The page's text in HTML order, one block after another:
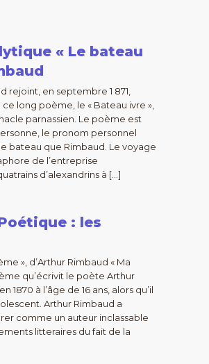
« Le bateau
rejoint, en septembre 1 871,
long poème, le « Bateau ivre »,
parnassien. Le poème est
le pronom personnel
bateau que Rimbaud. Le voyage
de l’entreprise
d’alexandrins à […]
: les
», d’Arthur Rimbaud « Ma
qu’écrivit le poète Arthur
1870 à l’âge de 16 ans, alors qu’il
Arthur Rimbaud a
comme un auteur inclassable
litteraires du fait de la